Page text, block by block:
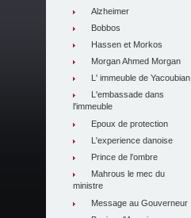
Alzheimer
Bobbos
Hassen et Morkos
Morgan Ahmed Morgan
L' immeuble de Yacoubian
L'embassade dans
l'immeuble
Epoux de protection
L'experience danoise
Prince de l'ombre
Mahrous le mec du
ministre
Message au Gouverneur